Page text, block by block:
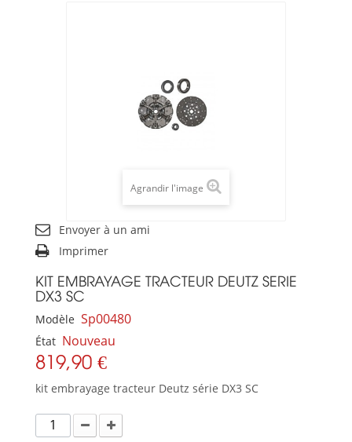
Agrandir l'image
Envoyer à un ami
Imprimer
KIT EMBRAYAGE TRACTEUR DEUTZ SERIE
DX3 SC
Modèle Sp00480
État Nouveau
819,90 €
kit embrayage tracteur Deutz série DX3 SC